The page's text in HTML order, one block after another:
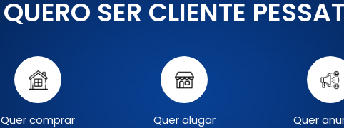
QUERO SER CLIENTE
Quer comprar
Quer alugar
Quer